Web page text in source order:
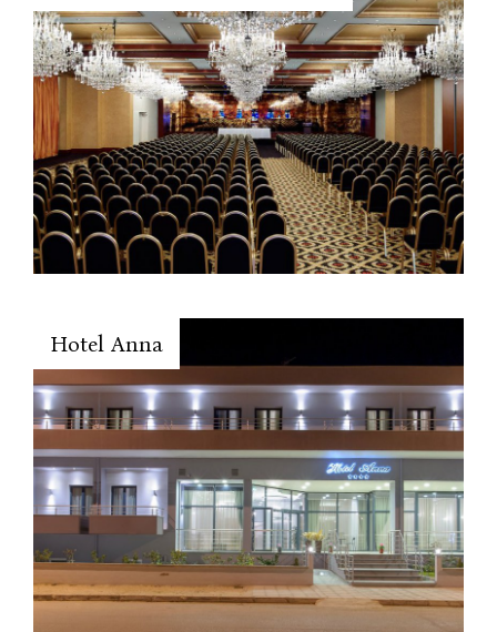
Hotel Anna